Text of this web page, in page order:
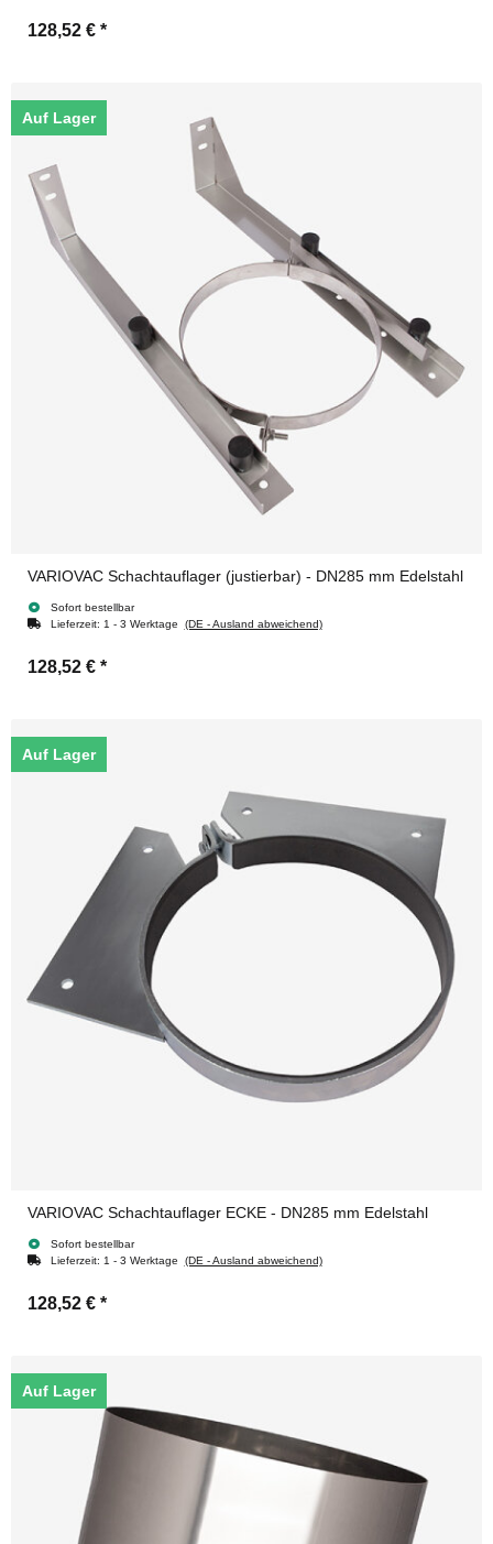
128,52 € *
Auf Lager
VARIOVAC Schachtauflager (justierbar) - DN285 mm Edelstahl
Sofort bestellbar
Lieferzeit: 1 - 3 Werktage (DE - Ausland abweichend)
128,52 € *
Auf Lager
VARIOVAC Schachtauflager ECKE - DN285 mm Edelstahl
Sofort bestellbar
Lieferzeit: 1 - 3 Werktage (DE - Ausland abweichend)
128,52 € *
Auf Lager